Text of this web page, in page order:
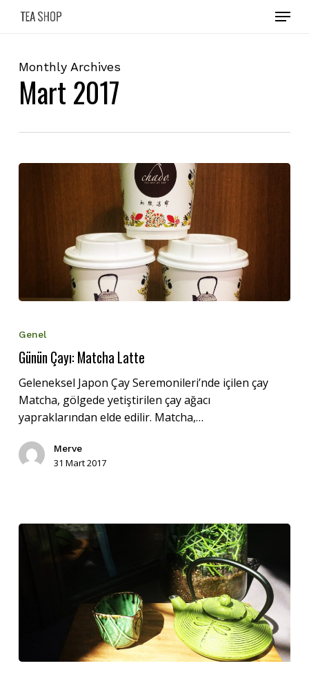
Skip
content
Menu
Monthly Archives
Mart 2017
Latte
Genel
Günün Çayı: Matcha Latte
Geleneksel Japon Çay Seremonileri’nde içilen çay
Matcha, gölgede yetiştirilen çay ağacı
yapraklarından elde edilir. Matcha,…
Merve
31 Mart 2017